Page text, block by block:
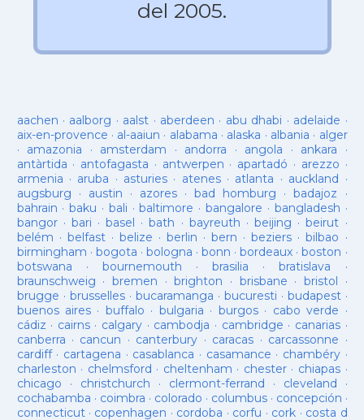
del 2005.
aachen · aalborg · aalst · aberdeen · abu dhabi · adelaide ·
aix-en-provence · al-aaiun · alabama · alaska · albania · alger
· amazonia · amsterdam · andorra · angola · ankara ·
antàrtida · antofagasta · antwerpen · apartadó · arezzo ·
armenia · aruba · asturies· atenes· atlanta · auckland ·
augsburg · austin · azores·bad homburg ·badajoz ·
bahrain ·baku · bali ·baltimore ·bangalore · bangladesh ·
bangor· bari ·basel ·bath · bayreuth ·beijing ·beirut ·
belém · belfast· belize · berlin ·bern ·beziers ·bilbao ·
birmingham · bogota · bologna ·bonn ·bordeaux ·boston ·
botswana · bournemouth ·brasilia ·bratislava ·
braunschweig · bremen ·brighton · brisbane · bristol ·
brugge · brusselles· bucaramanga · bucuresti · budapest·
buenos aires· buffalo · bulgaria · burgos· cabo verde ·
cádiz · cairns· calgary · cambodja · cambridge · canarias·
canberra · cancun · canterbury · caracas · carcassonne ·
cardiff· cartagena · casablanca · casamance · chambéry·
charleston · chelmsford · cheltenham · chester· chiapas ·
chicago · christchurch · clermont-ferrand · cleveland ·
cochabamba · coimbra · colorado · columbus· concepción ·
connecticut· copenhagen · cordoba · corfu · cork · costa d